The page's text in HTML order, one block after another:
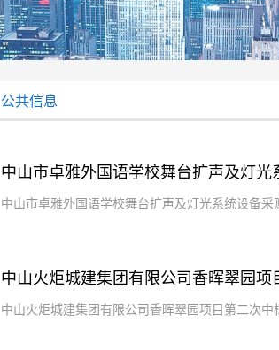
公共信息
中山市卓雅外国语学校舞台扩声及灯
中山市卓雅外国语学校舞台扩声及灯光系统设备采
中山火炬城建集团有限公司香晖翠园
中山火炬城建集团有限公司香晖翠园项目第二次中